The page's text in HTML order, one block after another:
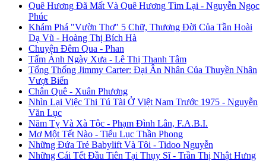
Quê Hương Đã Mất Và Quê Hương Tìm Lại - Nguyễn Ngọc
Phúc
Khám Phá "Vườn Thơ" 5 Chữ, Thương Đời Của Tần Hoài
Dạ Vũ - Hoàng Thị Bích Hà
Chuyện Đêm Qua - Phan
Tấm Ảnh Ngày Xưa - Lê Thị Thanh Tâm
Tổng Thống Jimmy Carter: Đại Ân Nhân Của Thuyền Nhân
Vượt Biển
Chân Quê - Xuân Phương
Nhìn Lại Việc Thi Tú Tài Ở Việt Nam Trước 1975 - Nguyễn
Văn Lục
Năm Tỵ Và Xà Tộc - Phạm Đình Lân, F.A.B.I.
Mơ Một Tết Nào - Tiểu Lục Thần Phong
Những Đứa Trẻ Babylift Và Tôi - Tidoo Nguyễn
Những Cái Tết Đầu Tiên Tại Thụy Sĩ - Trần Thị Nhật Hưng